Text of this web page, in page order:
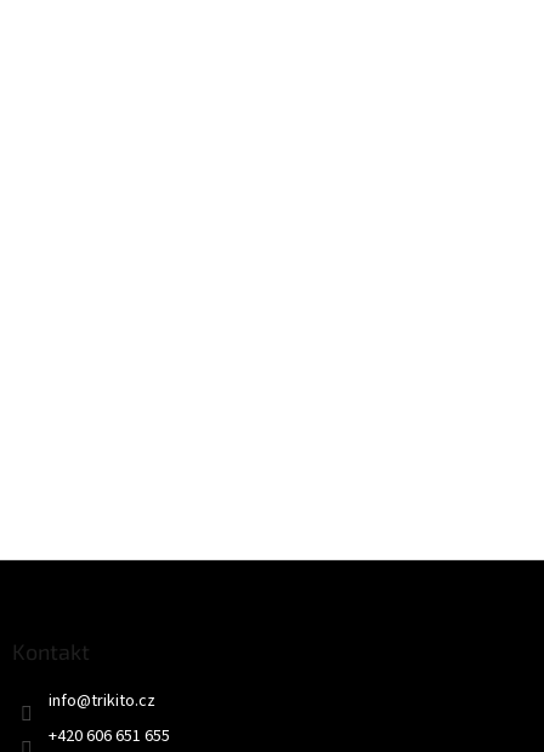
Kontakt
info@trikito.cz
+420 606 651 655